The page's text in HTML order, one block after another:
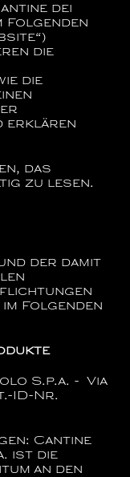
dei
Folgenden
die
die
erklären
das
zu lesen.
der damit
Folgenden
S.p.a. - Via
ID-Nr.
Cantine
ist die
an den